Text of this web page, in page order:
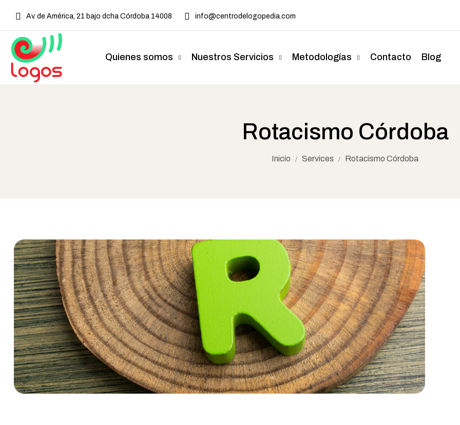
Av. de América, 21 bajo dcha Córdoba 14008 info@centrodelogopedia.com
Quienes somos Nuestros Servicios Metodologías Contacto Blog
Rotacismo Córdoba
Inicio / Services / Rotacismo Córdoba